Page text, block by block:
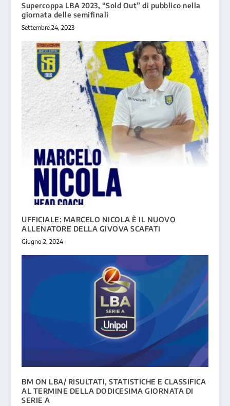
Supercoppa LBA 2023, “Sold Out” di pubblico nella
giornata delle semifinali
Settembre 24, 2023
UFFICIALE: MARCELO NICOLA È IL NUOVO
ALLENATORE DELLA GIVOVA SCAFATI
Giugno 2, 2024
BM ON LBA/ RISULTATI, STATISTICHE E CLASSIFICA
AL TERMINE DELLA DODICESIMA GIORNATA DI
SERIE A